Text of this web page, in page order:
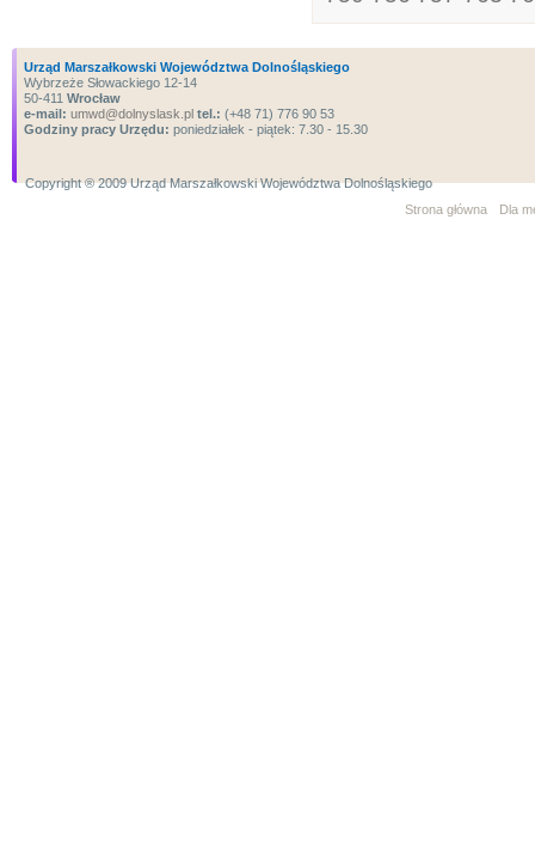
Urząd Marszałkowski Województwa Dolnośląskiego
Wybrzeże Słowackiego 12-14
50-411 Wrocław
e-mail: umwd@dolnyslask.pl tel.: (+48 71) 776 90 53
Godziny pracy Urzędu: poniedziałek - piątek: 7.30 - 15.30
Copyright ® 2009 Urząd Marszałkowski Województwa Dolnośląskiego
Strona główna
Dla